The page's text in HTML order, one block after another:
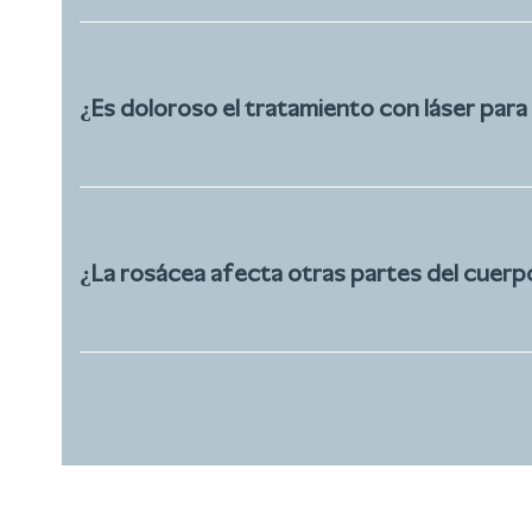
¿Es doloroso el tratamiento con láser para
¿La rosácea afecta otras partes del